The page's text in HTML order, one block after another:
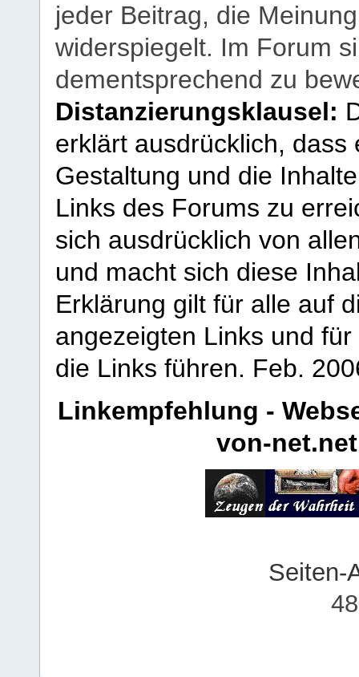
jeder Beitrag, die
widerspiegelt. Im Forum
dementsprechend zu
Distanzierungsklausel:
erklärt ausdrücklich,
Gestaltung und die
Links des Forums zu
sich ausdrücklich von
und macht sich diese
Erklärung gilt für alle auf
angezeigten Links und
die Links führen. Feb.
Linkempfehlung -
von-net.net
Seiten-